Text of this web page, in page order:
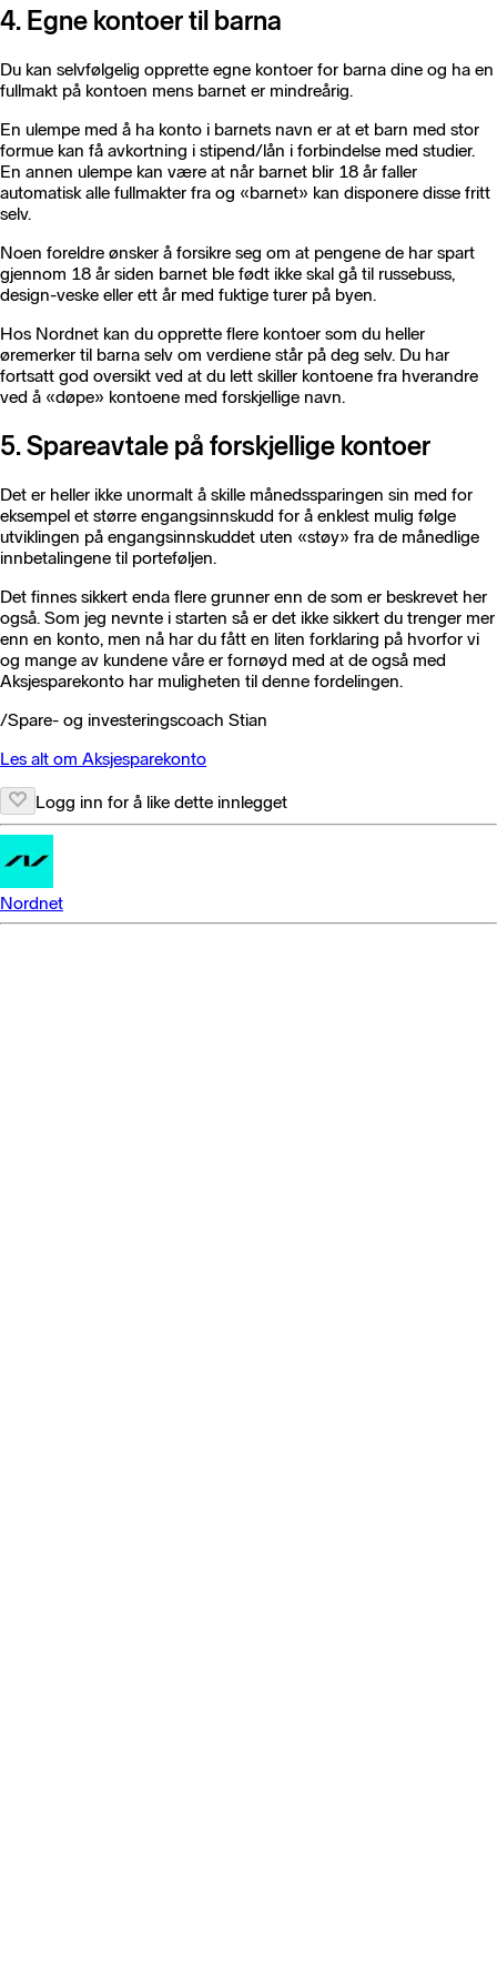
4. Egne kontoer til barna
Du kan selvfølgelig opprette egne kontoer for barna dine og ha en
fullmakt på kontoen mens barnet er mindreårig.
En ulempe med å ha konto i barnets navn er at et barn med stor
formue kan få avkortning i stipend/lån i forbindelse med studier.
En annen ulempe kan være at når barnet blir 18 år faller
automatisk alle fullmakter fra og «barnet» kan disponere disse fritt
selv.
Noen foreldre ønsker å forsikre seg om at pengene de har spart
gjennom 18 år siden barnet ble født ikke skal gå til russebuss,
design-veske eller ett år med fuktige turer på byen.
Hos Nordnet kan du opprette flere kontoer som du heller
øremerker til barna selv om verdiene står på deg selv. Du har
fortsatt god oversikt ved at du lett skiller kontoene fra hverandre
ved å «døpe» kontoene med forskjellige navn.
5. Spareavtale på forskjellige kontoer
Det er heller ikke unormalt å skille månedssparingen sin med for
eksempel et større engangsinnskudd for å enklest mulig følge
utviklingen på engangsinnskuddet uten «støy» fra de månedlige
innbetalingene til porteføljen.
Det finnes sikkert enda flere grunner enn de som er beskrevet her
også. Som jeg nevnte i starten så er det ikke sikkert du trenger mer
enn en konto, men nå har du fått en liten forklaring på hvorfor vi
og mange av kundene våre er fornøyd med at de også med
Aksjesparekonto har muligheten til denne fordelingen.
/Spare- og investeringscoach Stian
Les alt om Aksjesparekonto
Logg inn for å like dette innlegget
Nordnet